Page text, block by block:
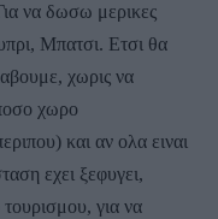
να δωσω μερικες
Μπατσι. Ετσι θα
χωρις να
χωρο
και αν ολα ειναι
εχει ξεφυγει,
για να